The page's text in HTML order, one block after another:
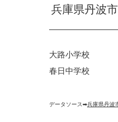
兵庫県丹波
大路小学校
春日中学校
データソース➡︎兵庫県丹波